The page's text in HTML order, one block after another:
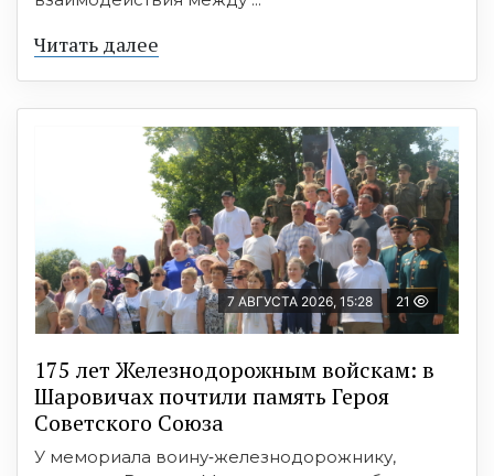
Читать далее
7 АВГУСТА 2026, 15:28 21
175 лет Железнодорожным войскам: в
Шаровичах почтили память Героя
Советского Союза
У мемориала воину‑железнодорожнику,